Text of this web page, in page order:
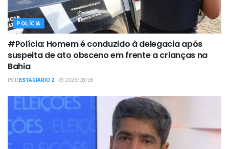
POLÍCIA
#Polícia: Homem é conduzido à delegacia após
suspeita de ato obsceno em frente a crianças na
Bahia
PORESTAGIÁRIO 2 2026/08/05